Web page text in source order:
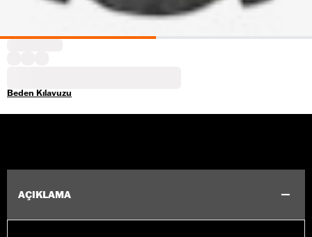
Beden Kılavuzu
AÇIKLAMA